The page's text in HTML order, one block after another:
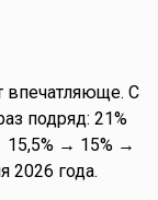
впечатляюще. С
подряд: 21%
→ 15% →
2026 года.